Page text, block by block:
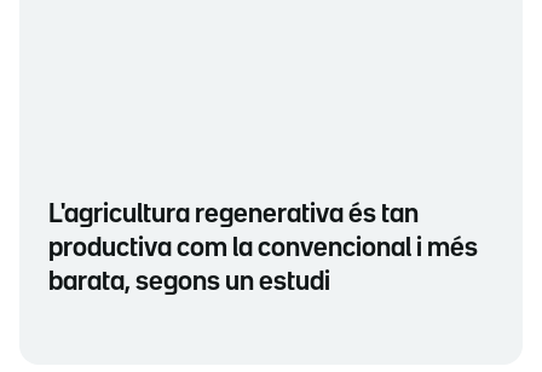
L'agricultura regenerativa és tan
productiva com la convencional i més
barata, segons un estudi